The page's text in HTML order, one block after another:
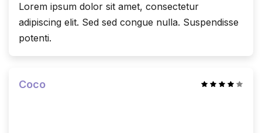
Lorem ipsum dolor sit amet, consectetur
adipiscing elit. Sed sed congue nulla. Suspendisse
potenti.
Coco